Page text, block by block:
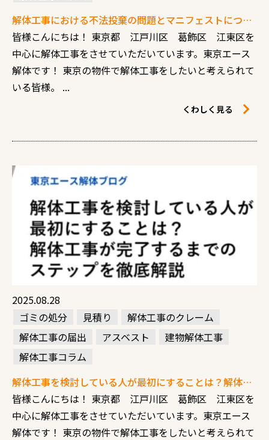
解体工事における不法投棄の問題とマニフェストについて
皆様こんにちは！ 東京都 江戸川区 葛飾区 江東区を
中心に解体工事をさせていただいています。東京エース
解体です！ 東京の物件で解体工事をしたいと考えられて
いる皆様。 ...
くわしく見る
2025.08.28
ゴミの処分
見積り
解体工事のクレーム
解体工事の届出
アスベスト
建物解体工事
解体工事コラム
解体工事を検討している人が最初にすることは？解体工事が完了するまでのステップを徹底解説
皆様こんにちは！ 東京都 江戸川区 葛飾区 江東区を
中心に解体工事をさせていただいています。東京エース
解体です！ 東京の物件で解体工事をしたいと考えられて